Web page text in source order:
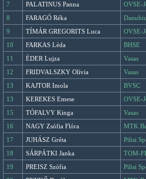
7
PALATINUS Panna OVSE-
8
FARAGÓ Réka
9
TÍMÁR GREGORITS Luca OVSE-
10
FARKAS Léda BHSE
11
ÉDER Lujza Vasas
12
FRIDVALSZKY Olívia Vasas
13
KAJTOR Imola BVSC
13
KEREKES Emese OVSE-
15
TÓFALVY Kinga Vasas
16
NAGY Zsófia Flóra MTK
17
JUHÁSZ Gréta Pilisi
18
SÁRPÁTKI Janka TOM-
19
PREISZ Szófia Pilisi